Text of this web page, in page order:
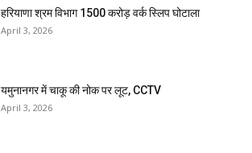
हरियाणा श्रम विभाग 1500 करोड़ वर्क स्लिप घोटाला
April 3, 2026
यमुनानगर में चाकू की नोक पर लूट, CCTV
April 3, 2026